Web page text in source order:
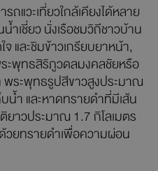
ถแวะเที่ยวใกล้เคียงได้หลาย
ำเชี่ยว นั่งเรือชมวิถีชาวบ้าน
และชิมข้าวเกรียบยาหน้า,
ะพุทธสิริภูวดลมงคลชัยหรือ
พระพุทธรูปสีขาวสูงประมาณ
น้ำ และหาดทรายดำที่มีเส้น
าวประมาณ 1.7 กิโลเมตร
วยทรายดำเพื่อความผ่อน